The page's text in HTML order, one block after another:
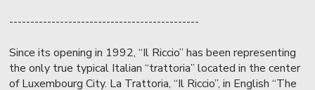
---------------------------------------------
Since its opening in 1992, “Il Riccio” has been representing
the only true typical Italian “trattoria” located in the center
of Luxembourg City. La Trattoria, “Il Riccio”, in English “The